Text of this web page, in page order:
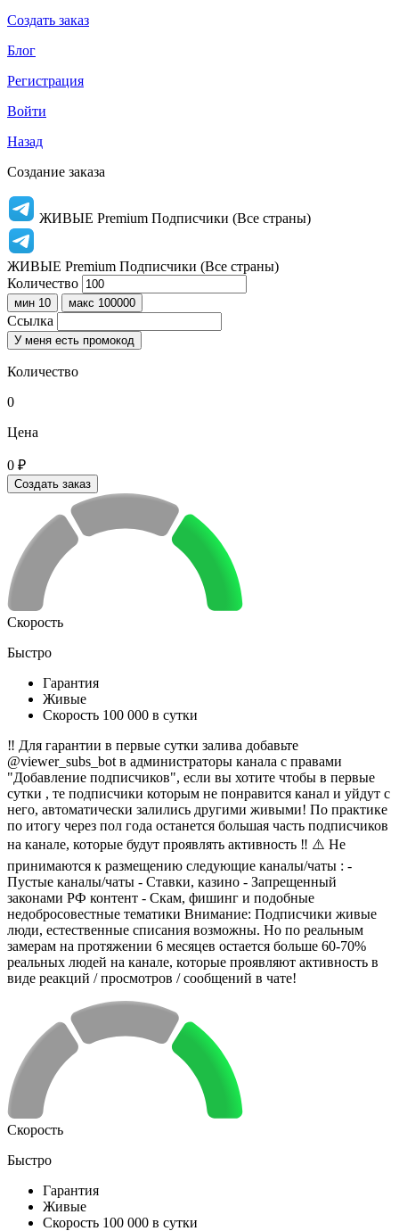
Создать заказ
Блог
Регистрация
Войти
Назад
Создание заказа
ЖИВЫЕ Premium Подписчики (Все страны)
ЖИВЫЕ Premium Подписчики (Все страны)
Количество
мин 10 макс 100000
Ссылка
У меня есть промокод
Количество
0
Цена
0 ₽
Создать заказ
Скорость
Быстро
Гарантия
Живые
Скорость 100 000 в сутки
‼️ Для гарантии в первые сутки залива добавьте
@viewer_subs_bot в администраторы канала с правами
"Добавление подписчиков", если вы хотите чтобы в первые
сутки , те подписчики которым не понравится канал и уйдут с
него, автоматически залились другими живыми! По практике
по итогу через пол года останется большая часть подписчиков
на канале, которые будут проявлять активность ‼️ ⚠️ Не
принимаются к размещению следующие каналы/чаты : -
Пустые каналы/чаты - Ставки, казино - Запрещенный
законами РФ контент - Скам, фишинг и подобные
недобросовестные тематики Внимание: Подписчики живые
люди, естественные списания возможны. Но по реальным
замерам на протяжении 6 месяцев остается больше 60-70%
реальных людей на канале, которые проявляют активность в
виде реакций / просмотров / сообщений в чате!
Скорость
Быстро
Гарантия
Живые
Скорость 100 000 в сутки